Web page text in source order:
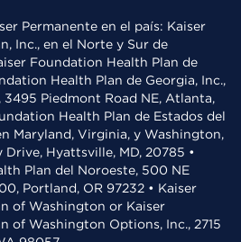
Permanente en el país: Kaiser
Inc., en el Norte y Sur de
Foundation Health Plan de
Health Plan de Georgia, Inc.,
3495 Piedmont Road NE, Atlanta,
Health Plan de Estados del
Maryland, Virginia, y Washington,
Drive, Hyattsville, MD, 20785 •
Plan del Noroeste, 500 NE
Portland, OR 97232 • Kaiser
of Washington or Kaiser
of Washington Options, Inc., 2715